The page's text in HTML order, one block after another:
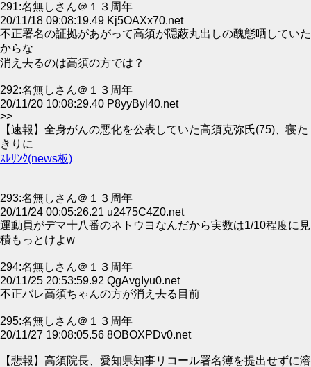
291:名無しさん＠１３周年
20/11/18 09:08:19.49 Kj5OAXx70.net
不正署名の証拠があがって高須が隠蔽丸出しの醜態晒していた
からな
消え去るのは高須の方では？
292:名無しさん＠１３周年
20/11/20 10:08:29.40 P8yyByl40.net
>>
【速報】全身がんの悪化を公表していた高須克弥氏(75)、寝た
きりに
ｽﾚﾘﾝｸ(news板)
293:名無しさん＠１３周年
20/11/24 00:05:26.21 u2475C4Z0.net
運動員がデマ十八番のネトウヨなんだから実数は1/10程度に見
積もっとけよw
294:名無しさん＠１３周年
20/11/25 20:53:59.92 QgAvgIyu0.net
不正バレ高須ちゃんの方が消え去る目前
295:名無しさん＠１３周年
20/11/27 19:08:05.56 8OBOXPDv0.net
【悲報】高須院長、愛知県知事リコール署名簿を提出せずに溶